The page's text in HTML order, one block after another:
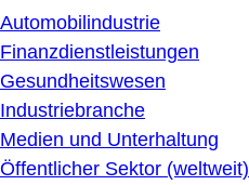
Automobilindustrie
Finanzdienstleistungen
Gesundheitswesen
Industriebranche
Medien und Unterhaltung
Öffentlicher Sektor (weltweit)